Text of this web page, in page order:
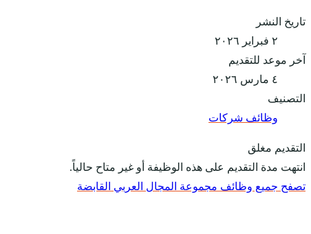
تاريخ النشر
٢ فبراير ٢٠٢٦
آخر موعد للتقديم
٤ مارس ٢٠٢٦
التصنيف
وظائف شركات
التقديم مغلق
انتهت مدة التقديم على هذه الوظيفة أو غير متاح حالياً.
تصفح جميع وظائف مجموعة المجال العربي القابضة